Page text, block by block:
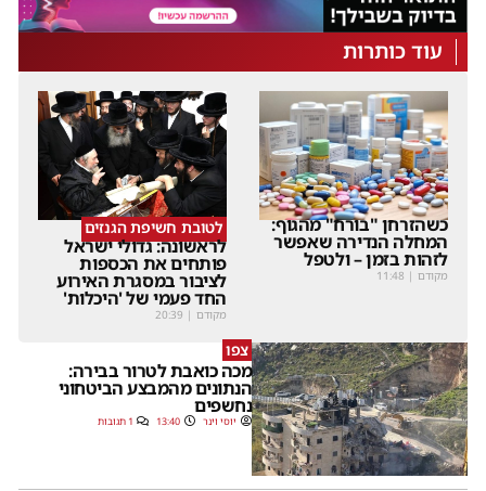
עוד כותרות
כשהזרחן "בורח" מהגוף:
המחלה הנדירה שאפשר
לזהות בזמן – ולטפל
מקודם |
11:48
לטובת חשיפת הגנזים
לראשונה: גדולי ישראל
פותחים את הכספות
לציבור במסגרת האירוע
החד פעמי של 'היכלות'
מקודם |
20:39
צפו
מכה כואבת לטרור בבירה:
הנתונים מהמבצע הביטחוני
נחשפים
יוסי וינר 13:40 1 תגובות